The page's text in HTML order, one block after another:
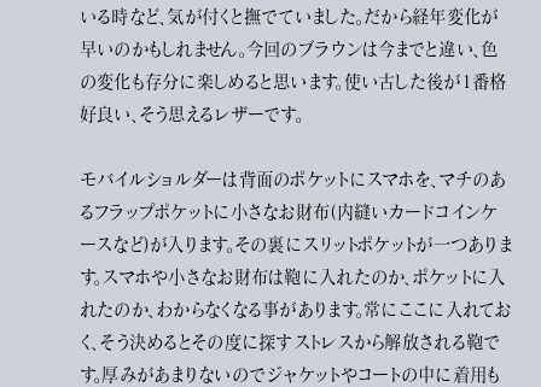
いる時など、気が付くと撫でていました。だから経年変化が
早いのかもしれません。今回のブラウンは今までと違い、色
の変化も存分に楽しめると思います。使い古した後が1番格
好良い、そう思えるレザーです。
モバイルショルダーは背面のポケットにスマホを、マチのあ
るフラップポケットに小さなお財布(内縫いカードコインケ
ースなど)が入ります。その裏にスリットポケットが一つありま
す。スマホや小さなお財布は鞄に入れたのか、ポケットに入
れたのか、わからなくなる事があります。常にここに入れてお
く、そう決めるとその度に探すストレスから解放される鞄で
す。厚みがあまりないのでジャケットやコートの中に着用も